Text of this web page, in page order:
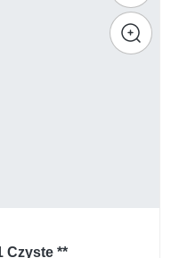
Czyste **